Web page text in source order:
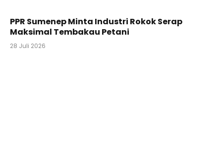
PPR Sumenep Minta Industri Rokok Serap
Maksimal Tembakau Petani
28 Juli 2026